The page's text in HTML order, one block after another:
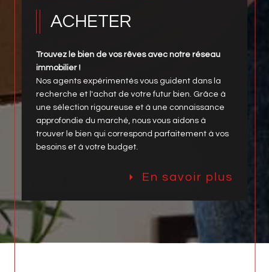
ACHETER
Trouvez le bien de vos rêves avec notre réseau
immobilier !
Nos agents expérimentés vous guident dans la
recherche et l'achat de votre futur bien. Grâce à
une sélection rigoureuse et à une connaissance
approfondie du marché, nous vous aidons à
trouver le bien qui correspond parfaitement à vos
besoins et à votre budget.
En savoir plus